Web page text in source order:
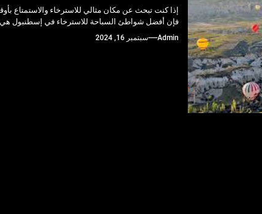
إذا كنت تبحث عن مكان مثالي للاسترخاء والاستمتاع
فإن أفضل شواطئ السباحة للاسترخاء في إسطنبول
Admin سبتمبر 16, 2024